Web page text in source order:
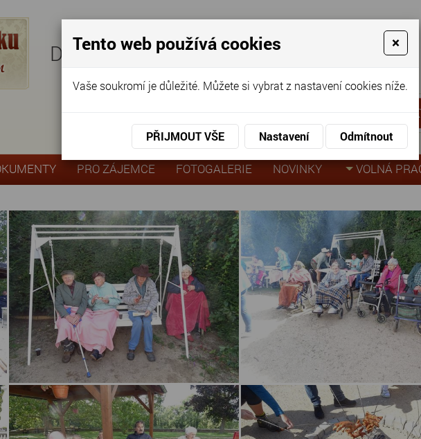
Domov pro seniory
PRO ZÁJEMCE FOTOGALERIE NOVINKY VOLNÁ
» Táborák 2019
Tento web používá cookies ×
Vaše soukromí je důležité. Můžete si vybrat z nastavení cookies níže.
PŘIJMOUT VŠE Nastavení Odmítnout